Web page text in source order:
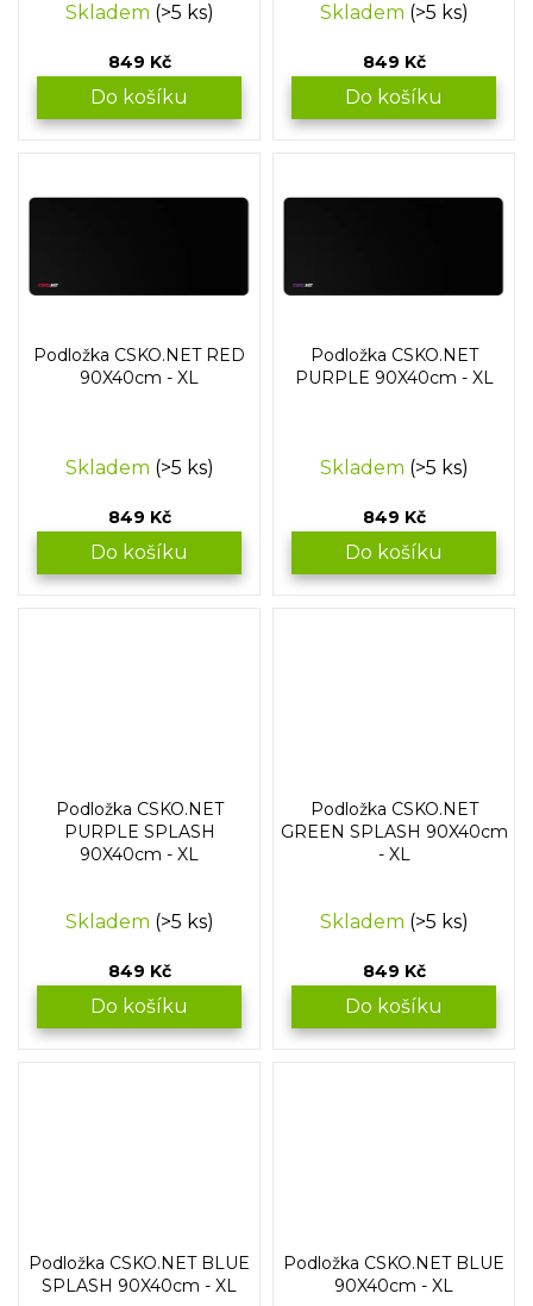
Skladem (>5 ks)
849 Kč
Do košíku
Skladem (>5 ks)
849 Kč
Do košíku
Podložka CSKO.NET RED
90X40cm - XL
Skladem (>5 ks)
849 Kč
Do košíku
Podložka CSKO.NET
PURPLE 90X40cm - XL
Skladem (>5 ks)
849 Kč
Do košíku
Podložka CSKO.NET
PURPLE SPLASH
90X40cm - XL
Skladem (>5 ks)
849 Kč
Do košíku
Podložka CSKO.NET
GREEN SPLASH 90X40cm
- XL
Skladem (>5 ks)
849 Kč
Do košíku
Podložka CSKO.NET BLUE
SPLASH 90X40cm - XL
Podložka CSKO.NET BLUE
90X40cm - XL